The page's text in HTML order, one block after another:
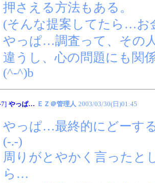
押さえる方法もある。
(そんな提案してたら…お
やっぱ…調査って、その
違うし、心の問題にも関
(^-^)b
やっぱ… ＥＺ＠管理人 2003/03/30(日)01:45
やっぱ…最終的にどーす
(-.-)
周りがとやかく言ったと
ら…